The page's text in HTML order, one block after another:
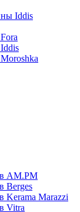
Iddis
AM.PM
Berges
Kerama Marazzi
Vitra